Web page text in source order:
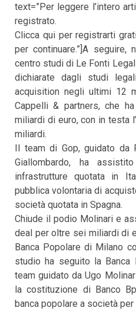
text=”Per leggere l’intero
registrato.
Clicca qui per registrarti
per continuare.”]A seguire,
centro studi di Le Fonti
dichiarate dagli studi
acquisition negli ultimi 12
Cappelli & partners, che
miliardi di euro, con in testa
miliardi.
Il team di Gop, guidato da
Giallombardo, ha
infrastrutture quotata in
pubblica volontaria di
società quotata in Spagna.
Chiude il podio Molinari e
deal per oltre sei miliardi di
Banca Popolare di Milano
studio ha seguito la Banca
team guidato da Ugo
la costituzione di Banco
banca popolare a società per